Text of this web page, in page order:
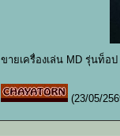
ขายเครื่องเล่น MD รุ่นท็อ
(23/05/